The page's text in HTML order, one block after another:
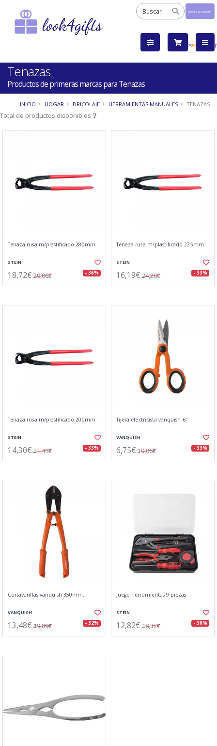
by
Tenazas
Productos de primeras marcas para Tenazas
INICIO HOGAR BRICOLAJE HERRAMIENTAS MANUALES TENAZAS
Total de productos disponibles 7
Tenaza rusa m/plastificado 280mm.
STEIN
18,72€ 29,06€ - 36%
Tenaza rusa m/plastificado 225mm.
STEIN
16,19€ 24,26€ - 33%
Tenaza rusa m/plastificado 200mm.
STEIN
14,30€ 21,41€ - 33%
Tijera electricista vanquish 6"
VANQUISH
6,75€ 10,06€ - 33%
Cortavarillas vanquish 350mm.
VANQUISH
13,48€ 19,89€ - 32%
Juego herramientas 9 piezas
STEIN
12,82€ 18,32€ - 30%